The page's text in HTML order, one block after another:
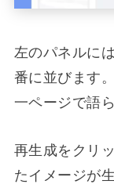
左のパネルに
番に並びます
一ページで語
再生成をクリ
たイメージが